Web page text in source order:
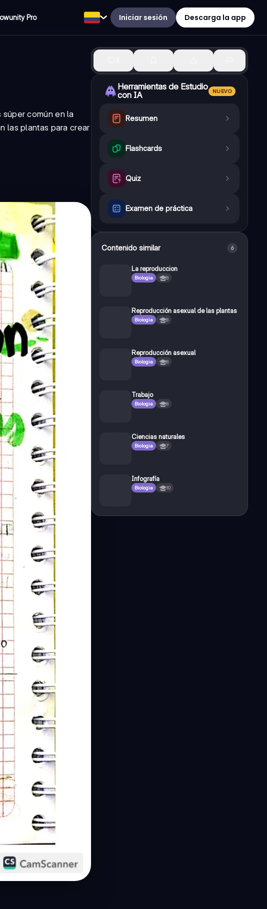
Pro Iniciar sesión Descarga la app
común en la
las plantas para crear
Herramientas de Estudio
con IA
NUEVO
Resumen
Flashcards
Quiz
Examen de práctica
Contenido similar 6
La reproduccion
Biologia 8
Reproducción asexual de las plantas
Biologia 8
Reproducción asexual
Biologia 8
Trabajo
Biologia 8
Ciencias naturales
Biologia 7
Infografía
Biologia 10